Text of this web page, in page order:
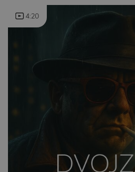
4:20